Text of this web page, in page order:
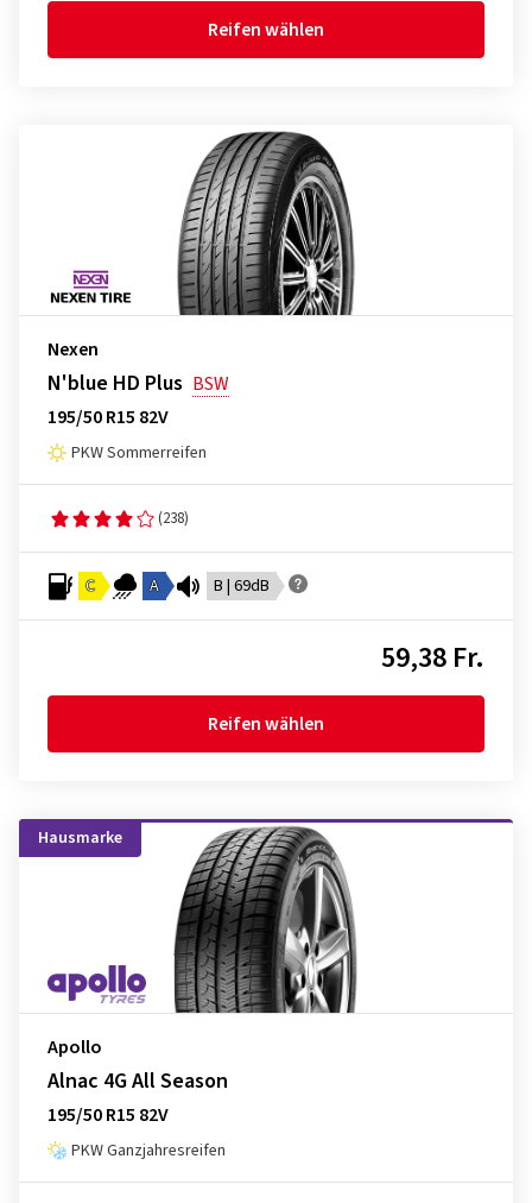
Reifen wählen
Nexen
N'blue HD Plus BSW
195/50 R15 82V
PKW Sommerreifen
(238)
C A B | 69dB
59,38 Fr.
Reifen wählen
Hausmarke
Apollo
Alnac 4G All Season
195/50 R15 82V
PKW Ganzjahresreifen